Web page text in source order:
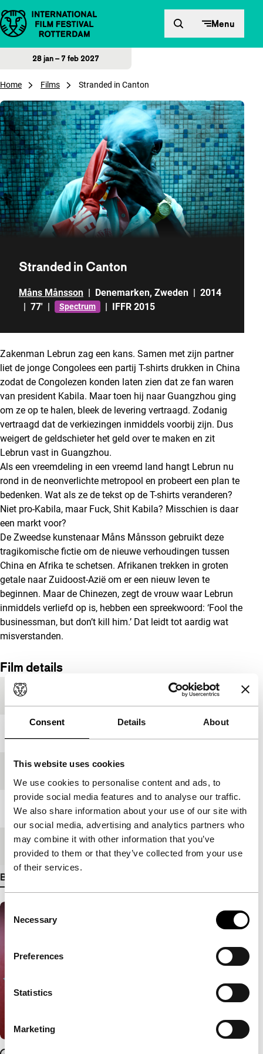
Consent Details About
This website uses cookies
We use cookies to personalise content and ads, to
provide social media features and to analyse our traffic.
We also share information about your use of our site with
our social media, advertising and analytics partners who
may combine it with other information that you’ve
provided to them or that they’ve collected from your use
of their services.
Selection
Necessary
Preferences
Statistics
Marketing
Direct naar inhoud Menu
28 jan – 7 feb 2027
Home Films Stranded in Canton
Stranded in Canton
Måns Månsson | Denemarken, Zweden | 2014
| 77' | Spectrum | IFFR 2015
Zakenman Lebrun zag een kans. Samen met zijn partner
liet de jonge Congolees een partij T-shirts drukken in China
zodat de Congolezen konden laten zien dat ze fan waren
van president Kabila. Maar toen hij naar Guangzhou ging
om ze op te halen, bleek de levering vertraagd. Zodanig
vertraagd dat de verkiezingen inmiddels voorbij zijn. Dus
weigert de geldschieter het geld over te maken en zit
Lebrun vast in Guangzhou.
Als een vreemdeling in een vreemd land hangt Lebrun nu
rond in de neonverlichte metropool en probeert een plan te
bedenken. Wat als ze de tekst op de T-shirts veranderen?
Niet pro-Kabila, maar Fuck, Shit Kabila? Misschien is daar
een markt voor?
De Zweedse kunstenaar Måns Månsson gebruikt deze
tragikomische fictie om de nieuwe verhoudingen tussen
China en Afrika te schetsen. Afrikanen trekken in groten
getale naar Zuidoost-Azië om er een nieuw leven te
beginnen. Maar de Chinezen, zegt de vrouw waar Lebrun
inmiddels verliefd op is, hebben een spreekwoord: ‘Fool the
businessman, but don’t kill him.’ Dat leidt tot aardig wat
misverstanden.
Film details
Productielanden Zweden
Festivaleditie IFFR 2015
Lengte 77'
Medium/FormaatDCP
Bekijk meer details